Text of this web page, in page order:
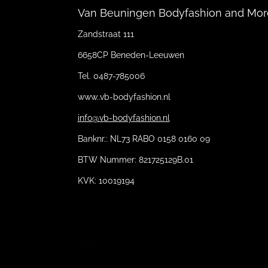
Van Beuningen Bodyfashion and
Zandstraat 111
6658CP Beneden-Leeuwen
Tel. 0487-785006
www..vb-bodyfashion.nl
info@vb-bodyfashion.nl
Banknr.: NL73 RABO 0158 0160 09
BTW Nummer: 821725129B.01
KVK: 10019194